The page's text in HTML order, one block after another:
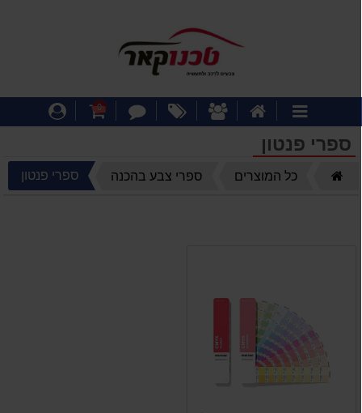
קטגוריות
אודותינומבצעיםצור
עגלת
0
ספרי פנטון
כל המוצרים ספרי צבע בהכנה ספרי פנטון